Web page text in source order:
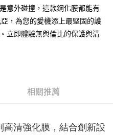
款」的支付方式。 讓您購物簡單
後，將跳轉至「AFTEE先享後付」
簡訊。
簡訊中的連結，可透過四大超商／
費
運費
意外碰撞，這款鋼化膜都能有
，為您的愛機添上最堅固的護
立即體驗無與倫比的保護與清
相關推薦
清強化膜，結合創新設